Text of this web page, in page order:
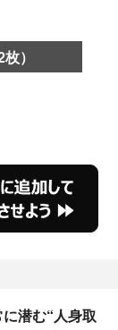
）
潜む“人身取